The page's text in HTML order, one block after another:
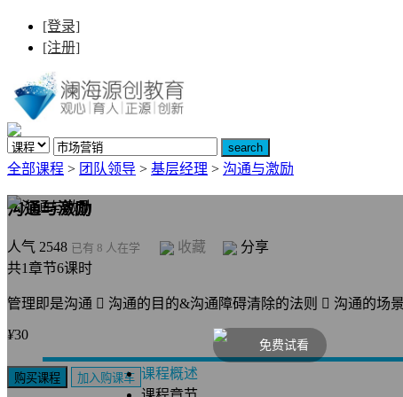
[登录]
[注册]
全部课程 > 团队领导 > 基层经理 > 沟通与激励
免费试看
沟通与激励
人气 2548 已有 8 人在学 收藏
分享
共1章节6课时
管理即是沟通  沟通的目的&沟通障碍清除的法则  沟通的场
¥30
课程概述